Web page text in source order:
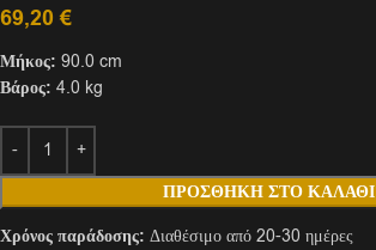
69,20€
Μήκος: 90.0 cm
Βάρος: 4.0 kg
ΠΡΟΣΘΉΚΗ ΣΤΟ ΚΑΛΆΘΙ
Χρόνος παράδοσης: Διαθέσιμο από 20-30 ημέρες